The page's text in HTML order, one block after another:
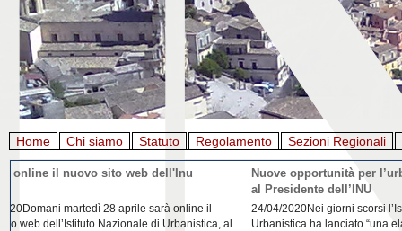
Home Chi siamo Statuto Regolamento Sezioni Regionali
Giornata mondiale della Terra, l'appello di Inu e
22/04/2020L'Istituto Nazionale di Urbanistica (INU) e
l’Associazione italiana di architettura del paesaggio
La
21/04/
riflessione da parte